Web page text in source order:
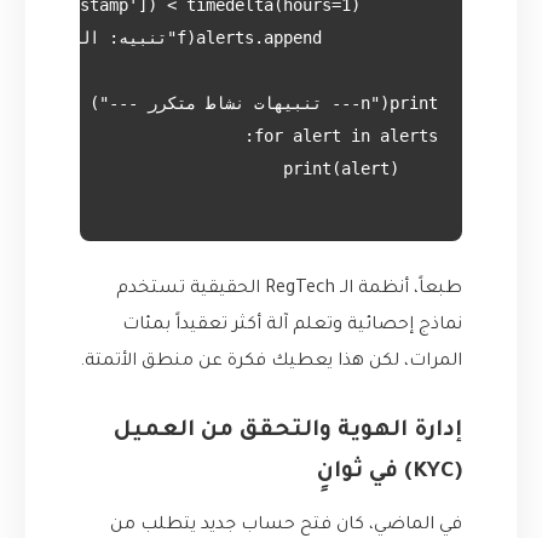
طبعاً، أنظمة الـ RegTech الحقيقية تستخدم
نماذج إحصائية وتعلم آلة أكثر تعقيداً بمئات
المرات، لكن هذا يعطيك فكرة عن منطق الأتمتة.
إدارة الهوية والتحقق من العميل
(KYC) في ثوانٍ
في الماضي، كان فتح حساب جديد يتطلب من